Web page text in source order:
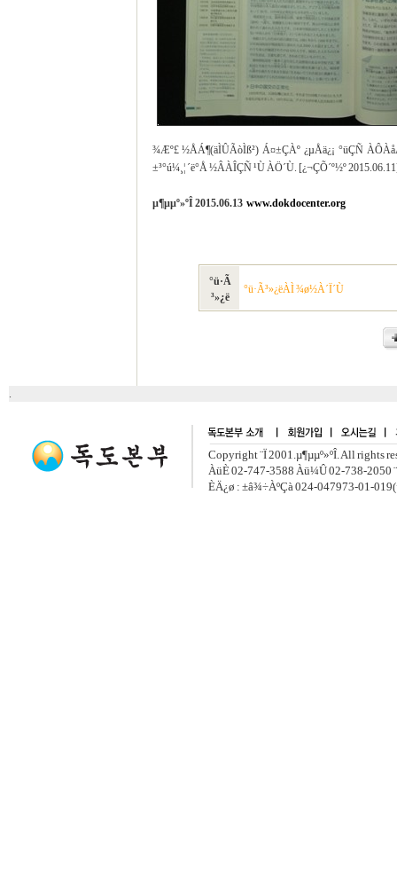
¾Æº£ ½ÅÁ¶(äÌÛÃòÌß²) Á¤±ÇÀº ¿µÅä¿¡ °üÇÑ
±³°ú¼­¸¦ ´ë°Å ½ÂÀÎÇÑ ¹Ù ÀÖ´Ù. [¿¬ÇÕ´º½º
µ¶µµº»ºÎ 2015.06.13 www.dokdocenter.org
°ü·Ã
³»¿ë
°ü·Ã³»¿ëÀÌ ¾ø½À´Ï´Ù
.
Copyright ¨Ï 2001.µ¶µµº»ºÎ. All rights
ÀüÈ­ 02-747-3588 Àü¼Û 02-738-2050
ÈÄ¿ø : ±â¾÷ÀºÇà 024-047973-01-